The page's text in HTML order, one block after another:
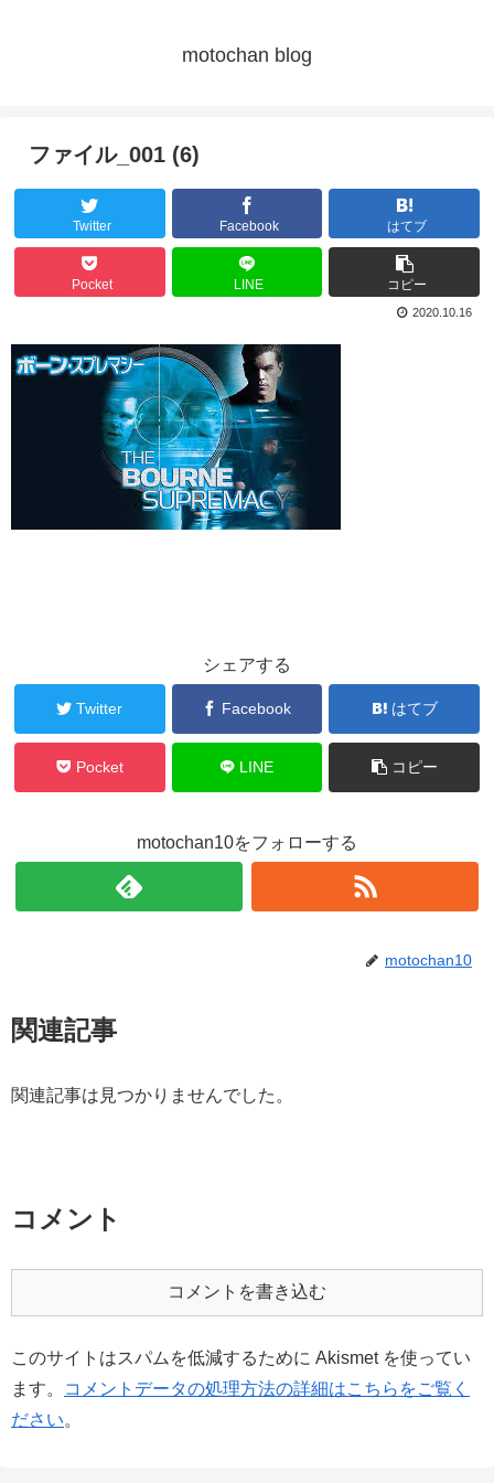
motochan blog
ファイル_001 (6)
Twitter Facebook はてブ
Pocket LINE コピー
2020.10.16
シェアする
Twitter Facebook はてブ
Pocket LINE コピー
motochan10をフォローする
motochan10
関連記事
関連記事は見つかりませんでした。
コメント
コメントを書き込む
このサイトはスパムを低減するために Akismet を使ってい
ます。
コメントデータの処理方法の詳細はこちらをご覧く
ださい。